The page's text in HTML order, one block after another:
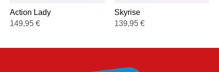
Action Lady
149,95 €
Skyrise
139,95 €